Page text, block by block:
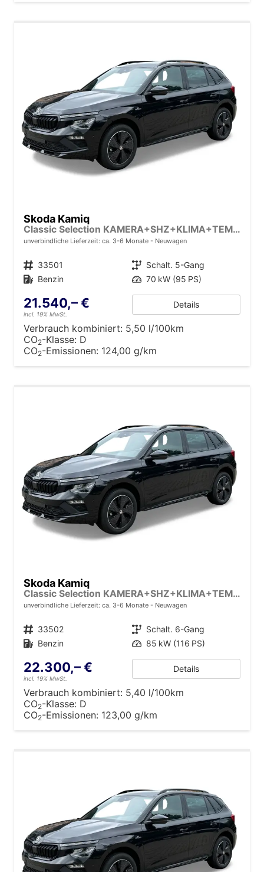
Skoda Kamiq
Classic Selection KAMERA+SHZ+KLIMA+TEMPOMAT+LED+16" LM
unverbindliche Lieferzeit: ca. 3-6 Monate Neuwagen
Fahrzeugnr. 33501 Getriebe Schalt. 5-Gang
Kraftstoff Benzin Leistung 70 kW (95 PS)
21.540,– €
incl. 19% MwSt.
Details
Verbrauch kombiniert: 5,50 l/100km
CO2-Klasse: D
CO2-Emissionen: 124,00 g/km
Skoda Kamiq
Classic Selection KAMERA+SHZ+KLIMA+TEMPOMAT+LED+16" LM
unverbindliche Lieferzeit: ca. 3-6 Monate Neuwagen
Fahrzeugnr. 33502 Getriebe Schalt. 6-Gang
Kraftstoff Benzin Leistung 85 kW (116 PS)
22.300,– €
incl. 19% MwSt.
Details
Verbrauch kombiniert: 5,40 l/100km
CO2-Klasse: D
CO2-Emissionen: 123,00 g/km